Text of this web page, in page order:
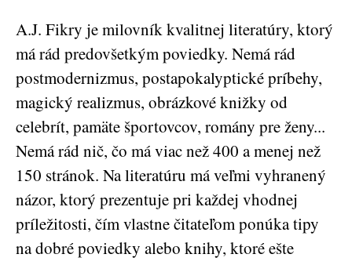
A.J. Fikry je milovník kvalitnej literatúry, ktorý
má rád predovšetkým poviedky. Nemá rád
postmodernizmus, postapokalyptické príbehy,
magický realizmus, obrázkové knižky od
celebrít, pamäte športovcov, romány pre ženy...
Nemá rád nič, čo má viac než 400 a menej než
150 stránok. Na literatúru má veľmi vyhranený
názor, ktorý prezentuje pri každej vhodnej
príležitosti, čím vlastne čitateľom ponúka tipy
na dobré poviedky alebo knihy, ktoré ešte